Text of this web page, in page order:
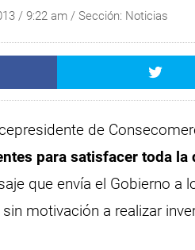
/9:22 am/ Sección: Noticias
de
para satisfacer toda la
que envía el Gobierno a
motivación a realizar